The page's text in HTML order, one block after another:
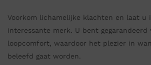
Voorkom lichamelijke klachten en laat u
interessante merk. U bent gegarandeerd
loopcomfort, waardoor het plezier in
beleefd gaat worden.